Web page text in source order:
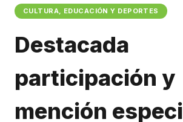
Galería de Ptes.
Horario de Colectivos
CULTURA, EDUCACIÓN Y DEPORTES
Destacada
participación y
mención